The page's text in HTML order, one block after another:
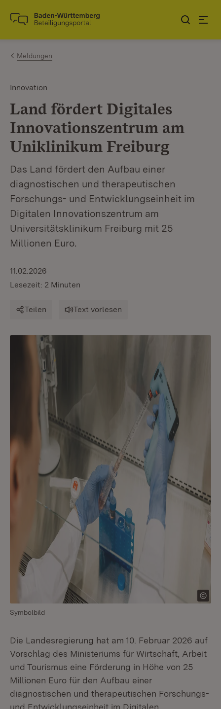
Zum Inhalt springen
Link zur Startseite
Meldungen
Innovation
Land fördert Digitales
Innovationszentrum am
Uniklinikum Freiburg
Das Land fördert den Aufbau einer
diagnostischen und therapeutischen
Forschungs- und Entwicklungseinheit im
Digitalen Innovationszentrum am
Universitätsklinikum Freiburg mit 25
Millionen Euro.
11.02.2026
Lesezeit: 2 Minuten
Teilen Text vorlesen
Symbolbild
Die Landesregierung hat am 10. Februar 2026 auf
Vorschlag des Ministeriums für Wirtschaft, Arbeit
und Tourismus eine Förderung in Höhe von 25
Millionen Euro für den Aufbau einer
diagnostischen und therapeutischen Forschungs-
und Entwicklungseinheit im Digitalen